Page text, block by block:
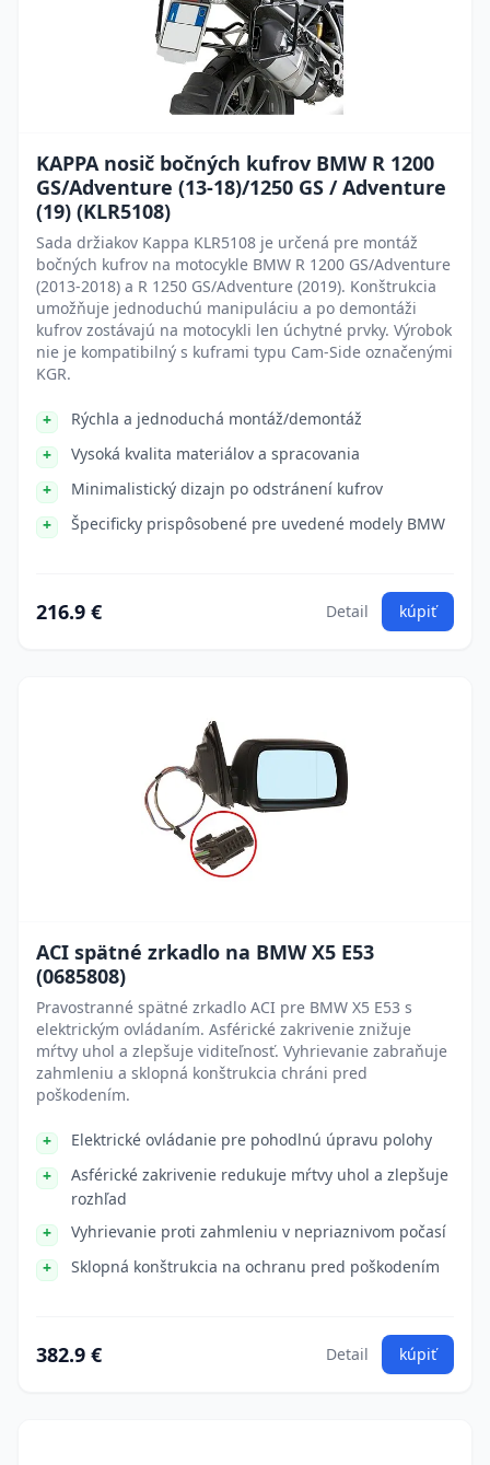
KAPPA nosič bočných kufrov BMW R 1200
GS/Adventure (13-18)/1250 GS / Adventure
(19) (KLR5108)
Sada držiakov Kappa KLR5108 je určená pre montáž
bočných kufrov na motocykle BMW R 1200 GS/Adventure
(2013-2018) a R 1250 GS/Adventure (2019). Konštrukcia
umožňuje jednoduchú manipuláciu a po demontáži
kufrov zostávajú na motocykli len úchytné prvky. Výrobok
nie je kompatibilný s kuframi typu Cam-Side označenými
KGR.
Rýchla a jednoduchá montáž/demontáž
Vysoká kvalita materiálov a spracovania
Minimalistický dizajn po odstránení kufrov
Špecificky prispôsobené pre uvedené modely BMW
216.9 € Detail kúpiť
ACI spätné zrkadlo na BMW X5 E53
(0685808)
Pravostranné spätné zrkadlo ACI pre BMW X5 E53 s
elektrickým ovládaním. Asférické zakrivenie znižuje
mŕtvy uhol a zlepšuje viditeľnosť. Vyhrievanie zabraňuje
zahmleniu a sklopná konštrukcia chráni pred
poškodením.
Elektrické ovládanie pre pohodlnú úpravu polohy
Asférické zakrivenie redukuje mŕtvy uhol a zlepšuje
rozhľad
Vyhrievanie proti zahmleniu v nepriaznivom počasí
Sklopná konštrukcia na ochranu pred poškodením
382.9 € Detail kúpiť